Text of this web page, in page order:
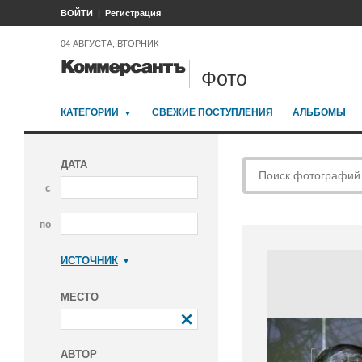
ВОЙТИ Регистрация
04 АВГУСТА, ВТОРНИК
Фото
КАТЕГОРИИ СВЕЖИЕ ПОСТУПЛЕНИЯ АЛЬБОМЫ
ДАТА
с
по
ИСТОЧНИК
МЕСТО
АВТОР